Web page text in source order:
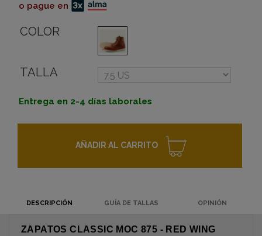
o pague en
COLOR
TALLA
Entrega en 2-4 días laborales
AÑADIR AL CARRITO
DESCRIPCIÓN GUÍA DE TALLAS OPINIÓN
ZAPATOS CLASSIC MOC 875 - RED WING